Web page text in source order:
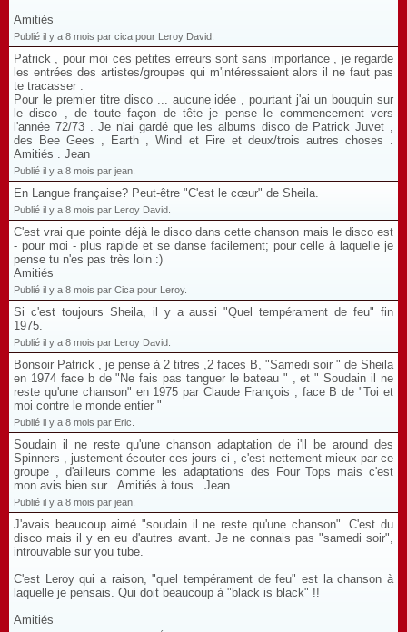
Amitiés
Publié il y a 8 mois par cica pour Leroy David.
Patrick , pour moi ces petites erreurs sont sans importance , je regarde
les entrées des artistes/groupes qui m'intéressaient alors il ne faut pas
te tracasser .
Pour le premier titre disco ... aucune idée , pourtant j'ai un bouquin sur
le disco , de toute façon de tête je pense le commencement vers
l'année 72/73 . Je n'ai gardé que les albums disco de Patrick Juvet ,
des Bee Gees , Earth , Wind et Fire et deux/trois autres choses .
Amitiés . Jean
Publié il y a 8 mois par jean.
En Langue française? Peut-être "C'est le cœur" de Sheila.
Publié il y a 8 mois par Leroy David.
C'est vrai que pointe déjà le disco dans cette chanson mais le disco est
- pour moi - plus rapide et se danse facilement; pour celle à laquelle je
pense tu n'es pas très loin :)
Amitiés
Publié il y a 8 mois par Cica pour Leroy.
Si c'est toujours Sheila, il y a aussi "Quel tempérament de feu" fin
1975.
Publié il y a 8 mois par Leroy David.
Bonsoir Patrick , je pense à 2 titres ,2 faces B, "Samedi soir " de Sheila
en 1974 face b de "Ne fais pas tanguer le bateau " , et " Soudain il ne
reste qu'une chanson" en 1975 par Claude François , face B de "Toi et
moi contre le monde entier "
Publié il y a 8 mois par Eric.
Soudain il ne reste qu'une chanson adaptation de i'll be around des
Spinners , justement écouter ces jours-ci , c'est nettement mieux par ce
groupe , d'ailleurs comme les adaptations des Four Tops mais c'est
mon avis bien sur . Amitiés à tous . Jean
Publié il y a 8 mois par jean.
J'avais beaucoup aimé "soudain il ne reste qu'une chanson". C'est du
disco mais il y en eu d'autres avant. Je ne connais pas "samedi soir",
introuvable sur you tube.
C'est Leroy qui a raison, "quel tempérament de feu" est la chanson à
laquelle je pensais. Qui doit beaucoup à "black is black" !!
Amitiés